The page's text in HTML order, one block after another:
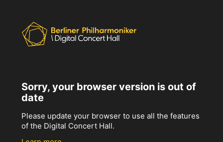
Sorry, your browser version is out of
date
Please update your browser to use all the features
of the Digital Concert Hall.